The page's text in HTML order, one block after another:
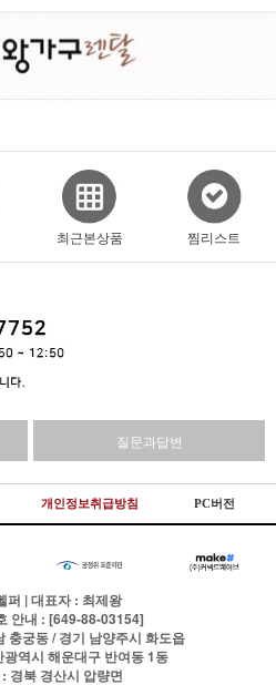
최근본상품 찜리스트
질문과답변
개인정보취급방침 PC버전
퍼 | 대표자 : 최제왕
안내 : [649-88-03154]
충궁동 / 경기 남양주시 화도읍
역시 해운대구 반여동 1동
경북 경산시 압량면